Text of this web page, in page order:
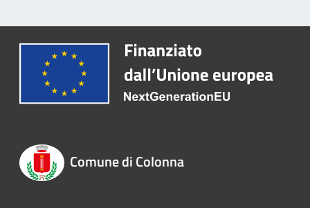
Comune di Colonna